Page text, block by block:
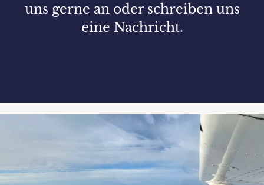
uns gerne an oder schreiben uns
eine Nachricht.